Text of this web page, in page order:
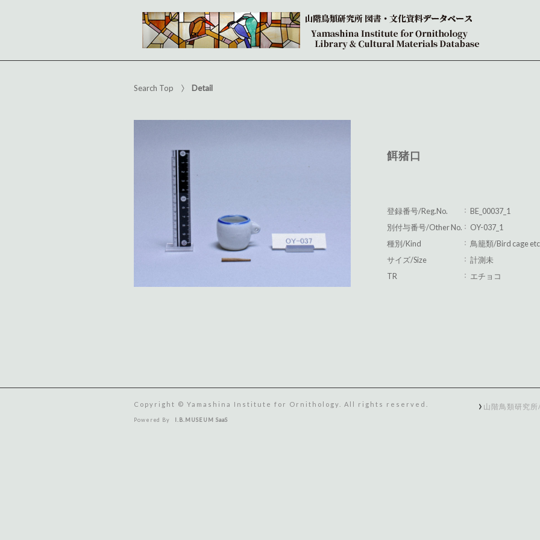
Search Top Detail
餌猪口
登録番号/Reg.No.
BE_00037_1
別付与番号/Other No.
OY-037_1
種別/Kind
鳥籠類/Bird cage
サイズ/Size
計測未
TR
エチョコ
山階鳥類研究
Copyright © Yamashina Institute for Ornithology. All rights reserved.
Powered By I.B.MUSEUM SaaS